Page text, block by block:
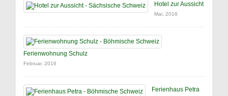
Hotel zur Aussicht
Mai, 2016
Ferienwohnung Schulz
Februar, 2016
Ferienhaus Petra